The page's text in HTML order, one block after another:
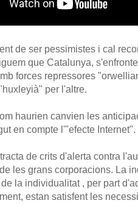
de ser pessimistes i cal
que Catalunya,
forces repressores
per l'altre.
haurien canvien les
en compte l'"efecte Internet".
de crits d'alerta contra
les grans corporacions. La
la individualitat , per part
estan satisfent les